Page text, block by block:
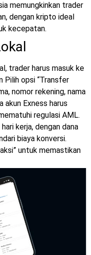
memungkinkan trader
dengan kripto ideal
kecepatan.
trader harus masuk ke
Pilih opsi “Transfer
nomor rekening, nama
akun Exness harus
regulasi AML.
kerja, dengan dana
biaya konversi.
untuk memastikan